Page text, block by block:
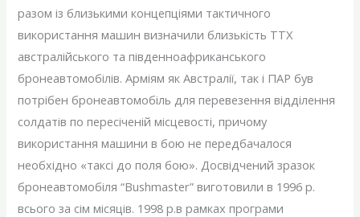
разом із близькими концепціями тактичного
використання машин визначили близькість ТТХ
австралійського та південноафриканського
бронеавтомобілів. Арміям як Австралії, так і ПАР був
потрібен бронеавтомобіль для перевезення відділення
солдатів по пересіченій місцевості, причому
використання машини в бою не передбачалося
необхідно «таксі до поля бою». Досвідчений зразок
бронеавтомобіля “Bushmaster” виготовили в 1996 р.
всього за сім місяців. 1998 р.в рамках програми